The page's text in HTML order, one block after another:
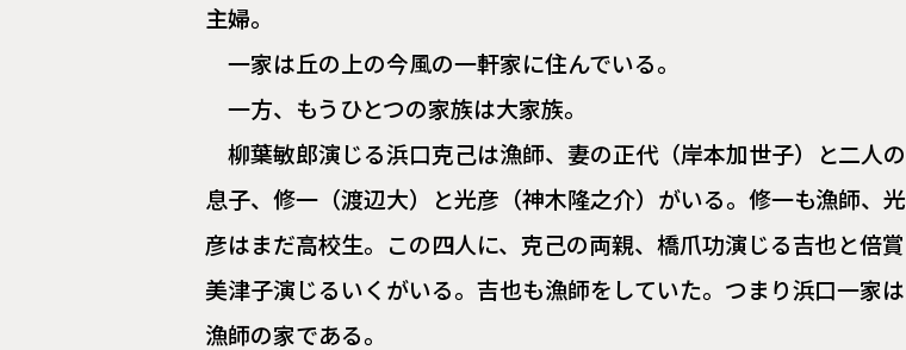
主婦。
一家は丘の上の今風の一軒家に住んでいる。
一方、もうひとつの家族は大家族。
柳葉敏郎演じる浜口克己は漁師、妻の正代（岸本加世子）と二人の
息子、修一（渡辺大）と光彦（神木隆之介）がいる。修一も漁師、光
彦はまだ高校生。この四人に、克己の両親、橋爪功演じる吉也と倍賞
美津子演じるいくがいる。吉也も漁師をしていた。つまり浜口一家は
漁師の家である。